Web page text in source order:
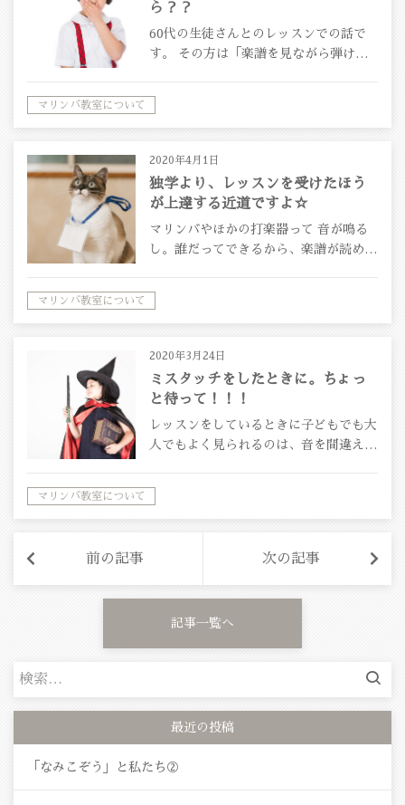
ら？？
60代の生徒さんとのレッスンでの話で
す。 その方は「楽譜を見ながら弾け…
マリンバ教室について
2020年4月1日
独学より、レッスンを受けたほう
が上達する近道ですよ☆
マリンバやほかの打楽器って 音が鳴る
し。誰だってできるから、楽譜が読め…
マリンバ教室について
2020年3月24日
ミスタッチをしたときに。ちょっ
と待って！！！
レッスンをしているときに子どもでも大
人でもよく見られるのは、音を間違え…
マリンバ教室について
前の記事 次の記事
記事一覧へ
検
索:
最近の投稿
「なみこぞう」と私たち②